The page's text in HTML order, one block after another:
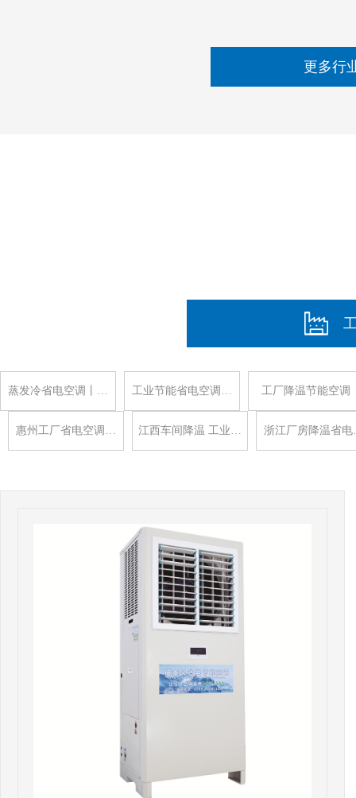
更多行
蒸发冷省电空调丨… 工业节能省电空调… 工厂降温节能空调
惠州工厂省电空调… 江西车间降温 工业… 浙江厂房降温省